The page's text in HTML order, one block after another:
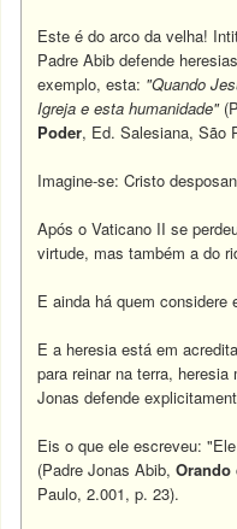
Este é do arco da velha!
Padre Abib defende
exemplo, esta: "Quando
Igreja e esta humanidade"
Poder, Ed. Salesiana, São
Imagine-se: Cristo
Após o Vaticano II se
virtude, mas também a do
E ainda há quem considere
E a heresia está em
para reinar na terra,
Jonas defende
Eis o que ele escreveu:
(Padre Jonas Abib,Orando
Paulo, 2.001, p. 23).